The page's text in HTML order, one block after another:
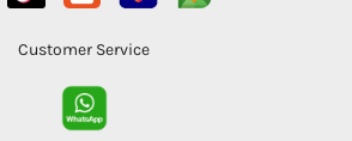
Customer Service